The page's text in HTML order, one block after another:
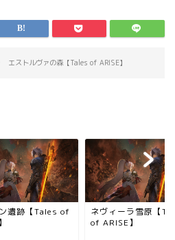
エストルヴァの森【Tales of ARISE】
遺跡【Tales of
ネヴィーラ雪原【
of ARISE】